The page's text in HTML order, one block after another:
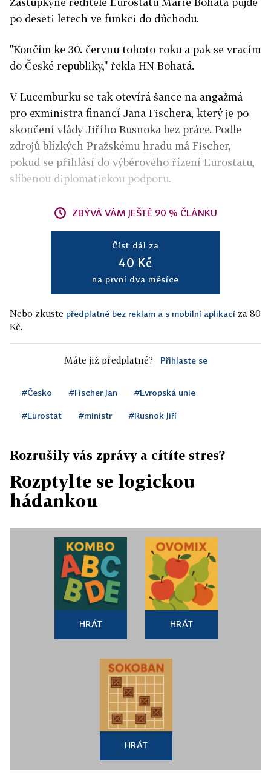
po deseti letech ve funkci do důchodu.
"Končím ke 30. červnu tohoto roku a pak se vracím
do České republiky," řekla HN Bohatá.
V Lucemburku se tak otevírá šance na angažmá
pro exministra financí Jana Fischera, který je po
skončení vlády Jiřího Rusnoka bez práce. Podle
zdrojů blízkých Pražskému hradu má Fischer,
pokud se přihlásí do výběrového řízení Eurostatu,
slíbenou diplomatickou podporu.
ZBÝVÁ VÁM JEŠTĚ 90 % ČLÁNKU
Číst dál za
40 Kč
na první dva měsíce
Nebo zkuste předplatné bez reklam a s mobilní aplikací za 80
Kč.
Máte již předplatné? Přihlaste se
#Česko #Fischer Jan #Evropská unie
#Eurostat #ministr #Rusnok Jiří
Rozrušily vás zprávy a cítíte stres?
Rozptylte se logickou
hádankou
HRÁT HRÁT
HRÁT